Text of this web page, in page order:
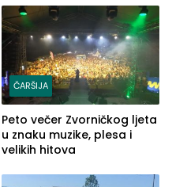
ČARŠIJA
Peto večer Zvorničkog ljeta
u znaku muzike, plesa i
velikih hitova